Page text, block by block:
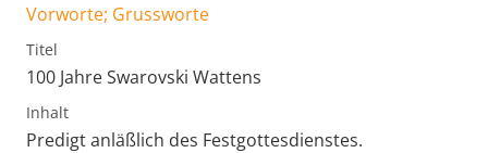
Vorworte; Grussworte
Titel
100 Jahre Swarovski Wattens
Inhalt
Predigt anläßlich des Festgottesdienstes.